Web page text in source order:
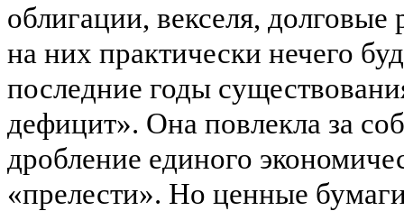
облигации, векселя,
на них практически нечего
последние годы
дефицит». Она повлекла за
дробление единого
«прелести». Но ценные